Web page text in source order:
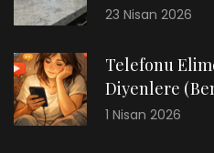
23 Nisan 2026
Telefonu
Diyenlere
1 Nisan 2026